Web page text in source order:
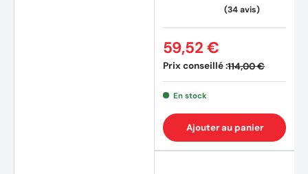
Prix conseillé :114,00 €
59,52 €
En stock
Ajouter au panier